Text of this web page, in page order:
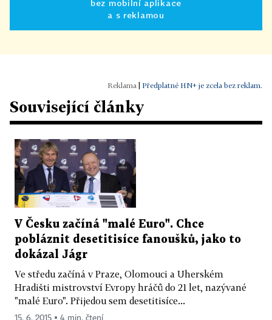
bez mobilní aplikace
a s reklamou
Předplatné HN+ je zcela bez reklam.
Související články
V Česku začíná "malé Euro". Chce
pobláznit desetitisíce fanoušků, jako to
dokázal Jágr
Ve středu začíná v Praze, Olomouci a Uherském
Hradišti mistrovství Evropy hráčů do 21 let, nazývané
"malé Euro". Přijedou sem desetitisíce...
15. 6. 2015 ▪ 4 min. čtení